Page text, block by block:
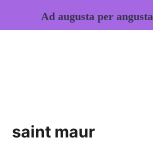
saint maur
Ad augusta per angusta